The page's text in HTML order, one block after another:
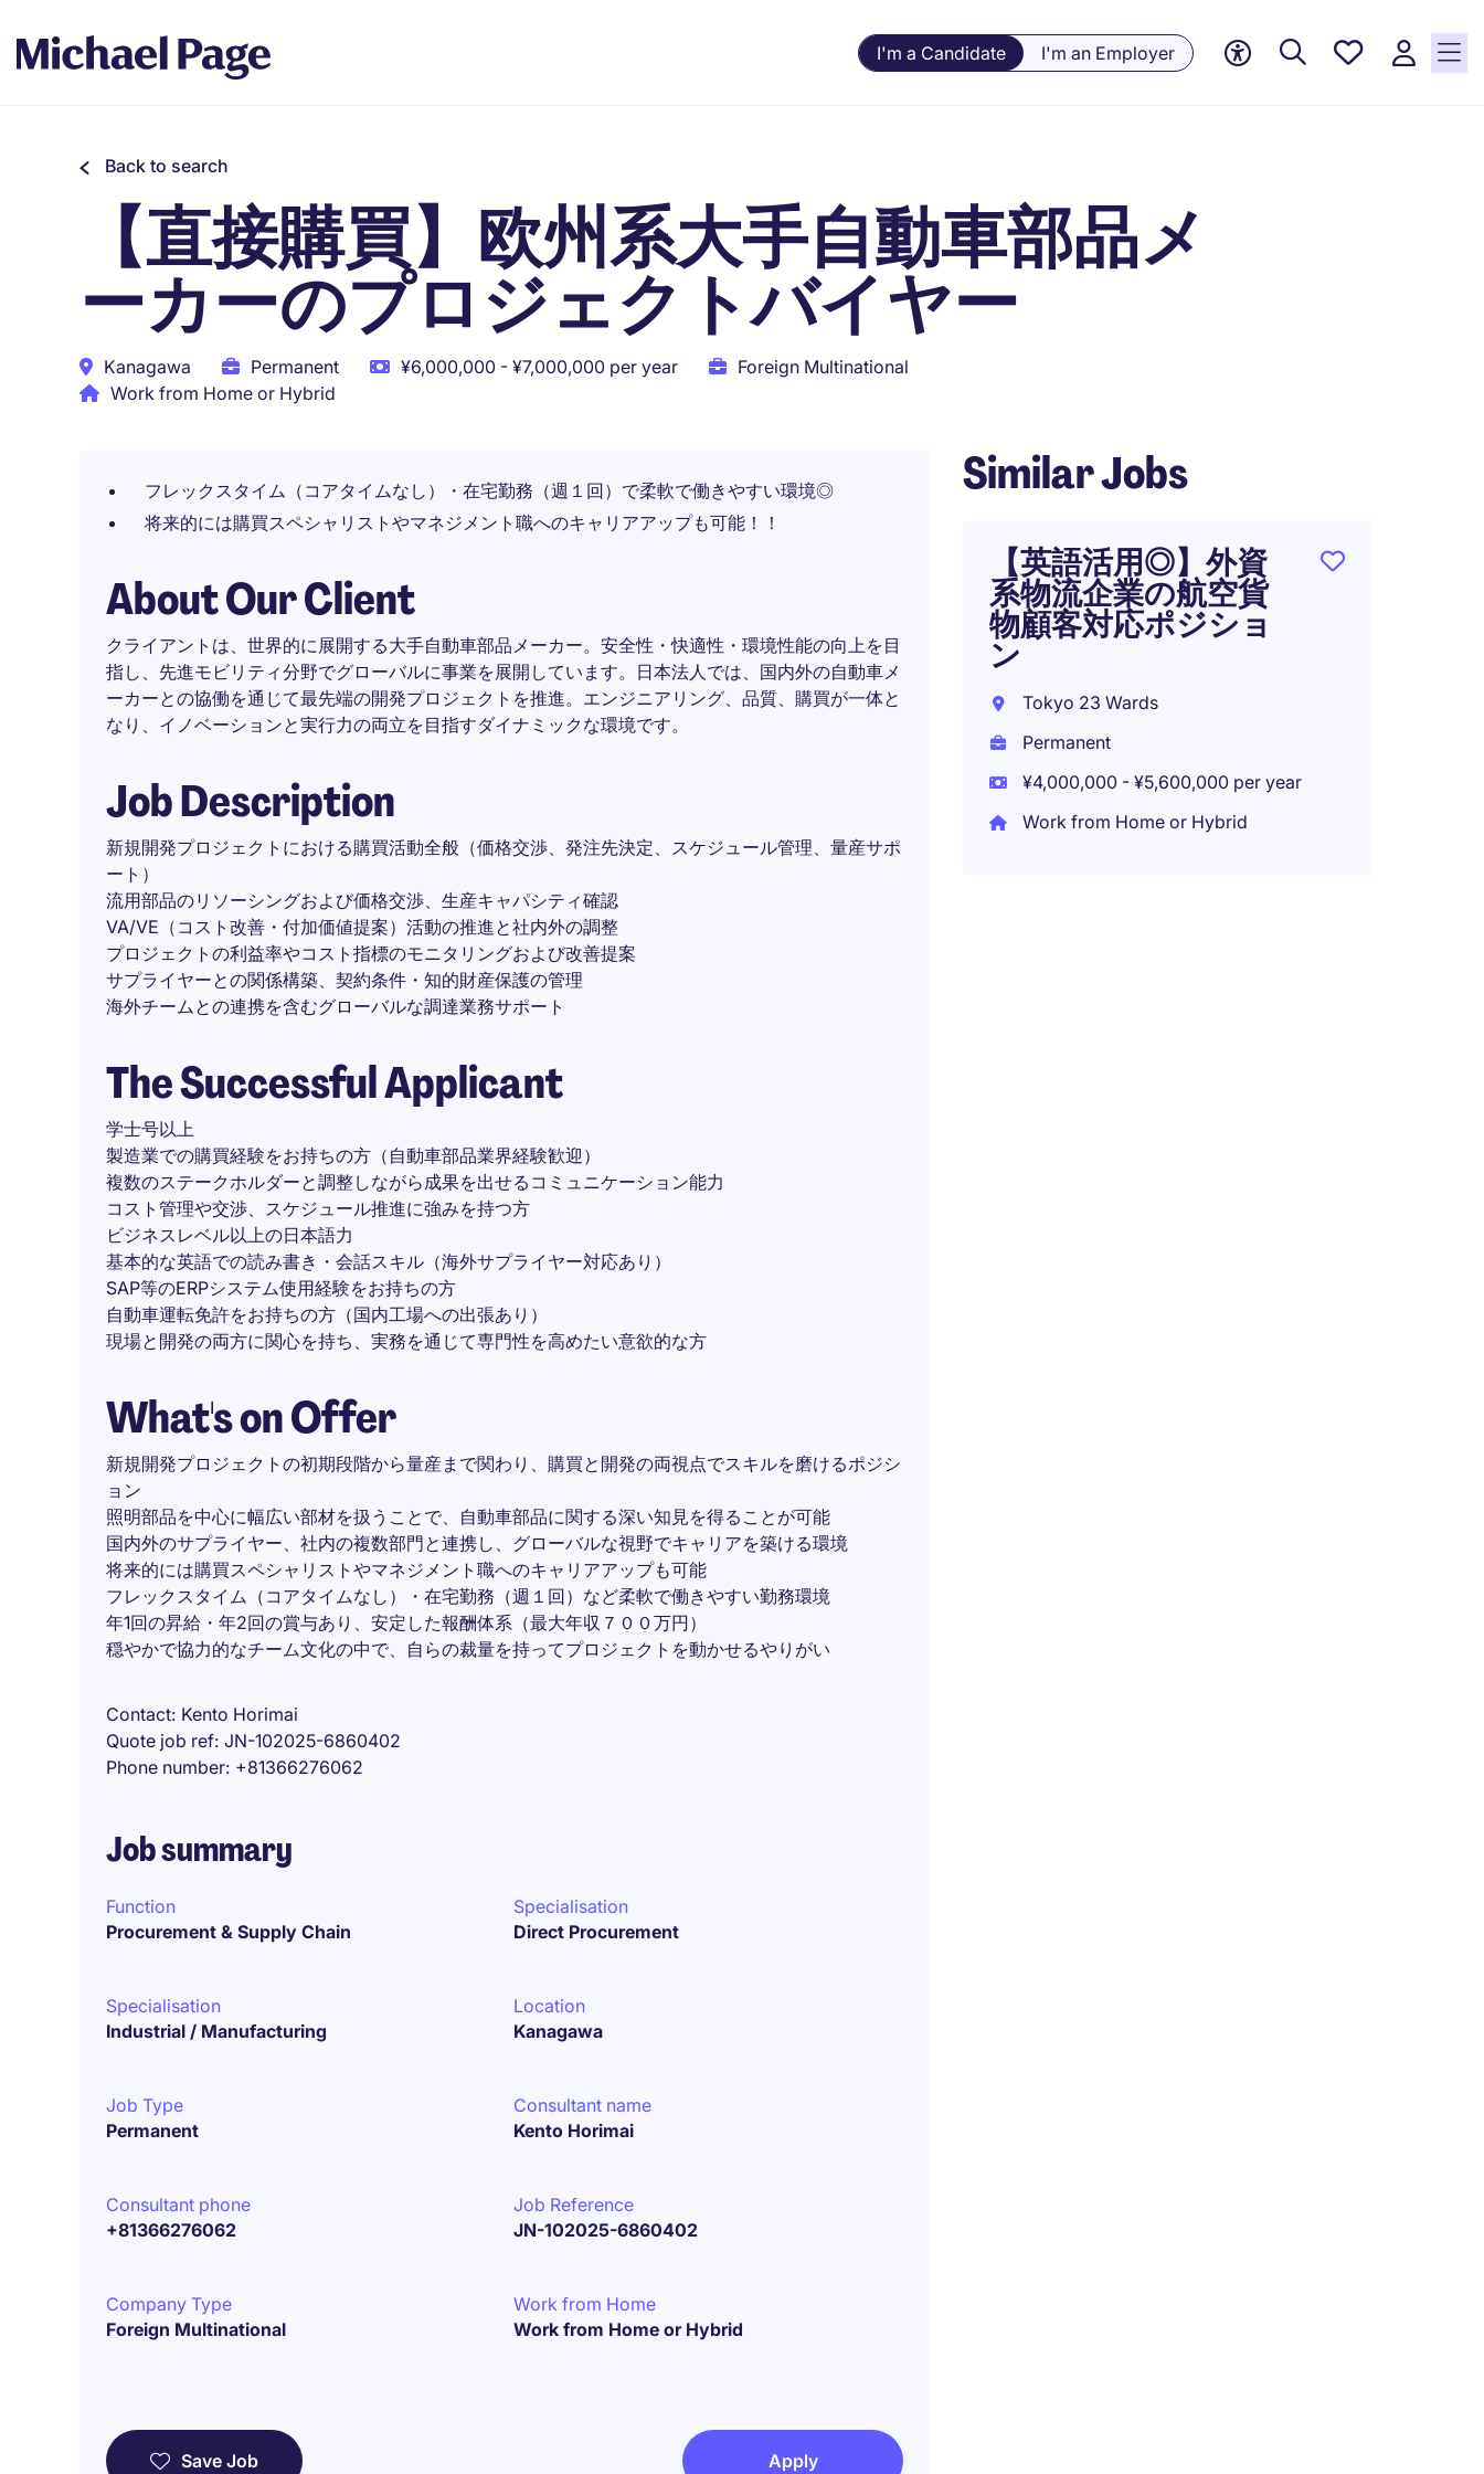
I'm a Candidate I'm an Employer
Saved
Back to search
【直接購買】欧州系大手自動車部品メ
ーカーのプロジェクトバイヤー
Kanagawa Permanent ¥6,000,000 - ¥7,000,000 per year
Foreign Multinational
Work from Home or Hybrid
フレックスタイム（コアタイムなし）・在宅勤務（週１回）で柔軟で働きやすい環境◎
将来的には購買スペシャリストやマネジメント職へのキャリアアップも可能！！
About Our Client
クライアントは、世界的に展開する大手自動車部品メーカー。安全性・快適性・環境性能の向上を目
指し、先進モビリティ分野でグローバルに事業を展開しています。日本法人では、国内外の自動車メ
ーカーとの協働を通じて最先端の開発プロジェクトを推進。エンジニアリング、品質、購買が一体と
なり、イノベーションと実行力の両立を目指すダイナミックな環境です。
Job Description
新規開発プロジェクトにおける購買活動全般（価格交渉、発注先決定、スケジュール管理、量産サポ
ート）
流用部品のリソーシングおよび価格交渉、生産キャパシティ確認
VA/VE（コスト改善・付加価値提案）活動の推進と社内外の調整
プロジェクトの利益率やコスト指標のモニタリングおよび改善提案
サプライヤーとの関係構築、契約条件・知的財産保護の管理
海外チームとの連携を含むグローバルな調達業務サポート
The Successful Applicant
学士号以上
製造業での購買経験をお持ちの方（自動車部品業界経験歓迎）
複数のステークホルダーと調整しながら成果を出せるコミュニケーション能力
コスト管理や交渉、スケジュール推進に強みを持つ方
ビジネスレベル以上の日本語力
基本的な英語での読み書き・会話スキル（海外サプライヤー対応あり）
SAP等のERPシステム使用経験をお持ちの方
自動車運転免許をお持ちの方（国内工場への出張あり）
現場と開発の両方に関心を持ち、実務を通じて専門性を高めたい意欲的な方
What's on Offer
新規開発プロジェクトの初期段階から量産まで関わり、購買と開発の両視点でスキルを磨けるポジシ
ョン
照明部品を中心に幅広い部材を扱うことで、自動車部品に関する深い知見を得ることが可能
国内外のサプライヤー、社内の複数部門と連携し、グローバルな視野でキャリアを築ける環境
将来的には購買スペシャリストやマネジメント職へのキャリアアップも可能
フレックスタイム（コアタイムなし）・在宅勤務（週１回）など柔軟で働きやすい勤務環境
年1回の昇給・年2回の賞与あり、安定した報酬体系（最大年収７００万円）
穏やかで協力的なチーム文化の中で、自らの裁量を持ってプロジェクトを動かせるやりがい
Contact Kento Horimai
Quote job ref JN-102025-6860402
Phone number +81366276062
Job summary
Function
Procurement & Supply Chain
Specialisation
Direct Procurement
Specialisation
Industrial / Manufacturing
Location
Kanagawa
Job Type
Permanent
Consultant name
Kento Horimai
Consultant phone
+81366276062
Job Reference
JN-102025-6860402
Company Type
Foreign Multinational
Work from Home
Work from Home or Hybrid
Save Job Apply
Similar Jobs
【英語活用◎】外資
系物流企業の航空貨
物顧客対応ポジショ
ン
Tokyo 23 Wards
Permanent
¥4,000,000 - ¥5,600,000 per year
Work from Home or Hybrid